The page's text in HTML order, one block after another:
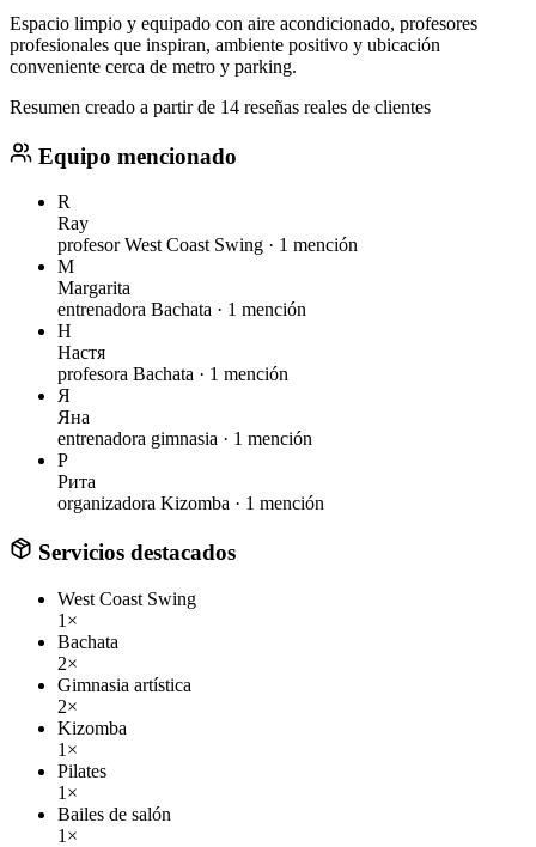
Espacio limpio y equipado con aire acondicionado, profesores
profesionales que inspiran, ambiente positivo y ubicación
conveniente cerca de metro y parking.
Resumen creado a partir de 14 reseñas reales de clientes
Equipo mencionado
R
Ray
profesor West Coast Swing · 1 mención
M
Margarita
entrenadora Bachata · 1 mención
Н
Настя
profesora Bachata · 1 mención
Я
Яна
entrenadora gimnasia · 1 mención
Р
Рита
organizadora Kizomba · 1 mención
Servicios destacados
West Coast Swing
1×
Bachata
2×
Gimnasia artística
2×
Kizomba
1×
Pilates
1×
Bailes de salón
1×